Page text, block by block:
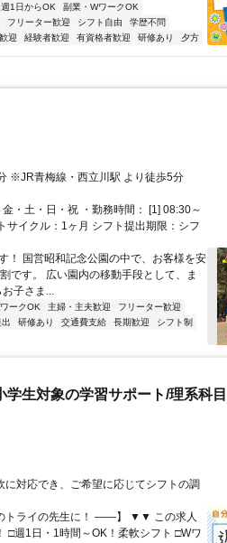
週1日からOK
副業・WワークOK
フリーター歓迎 シフト自由
学歴不問
迎 経験者歓迎 有資格者歓迎 研修あり 夕方
※JR青梅線・西立川駅 より徒歩5分
・土・日・祝 ・勤務時間： [1] 08:30～
サイクル：1ヶ月 シフト提出期限：シフ
！ 国営昭和記念公園の中で、お客様を安
です。 広い園内の移動手段として、ま
子さま...
ークOK 主婦・主夫歓迎
フリーター歓迎
研修あり 交通費支給 長期歓迎
シフト制
学生対象の学習サポート/理系科
対応でき、ご希望に応じてシフトの調
トライの先生に！ ――】 ▼▼ この求人
週1日・1時間～OK！柔軟シフト □Wワ